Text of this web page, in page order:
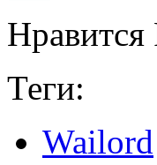
Нравится
Теги:
Wailord